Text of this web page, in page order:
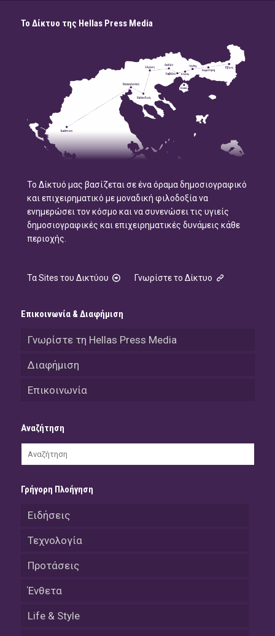
Το Δίκτυο της Hellas Press Media
Το Δίκτυό μας βασίζεται σε ένα όραμα δημοσιογραφικό
και επιχειρηματικό με μοναδική φιλοδοξία να
ενημερώσει τον κόσμο και να συνενώσει τις υγιείς
δημοσιογραφικές και επιχειρηματικές δυνάμεις κάθε
περιοχής.
Τα Sites του Δικτύου Γνωρίστε το Δίκτυο
Επικοινωνία & Διαφήμιση
Γνωρίστε τη Hellas Press Media
Διαφήμιση
Επικοινωνία
Αναζήτηση
Γρήγορη Πλοήγηση
Ειδήσεις
Τεχνολογία
Προτάσεις
Ένθετα
Life & Style